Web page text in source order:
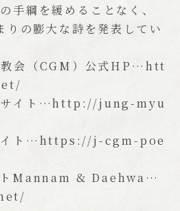
手綱を緩めることなく、
の膨大な詩を発表してい
教会（CGM）公式HP…htt
サイト…http://jung-myu
イト…https://j-cgm-poe
トMannam & Daehwa…